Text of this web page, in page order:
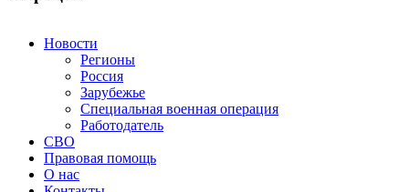
Новости
Регионы
Россия
Зарубежье
Специальная военная операция
Работодатель
СВО
Правовая помощь
О нас